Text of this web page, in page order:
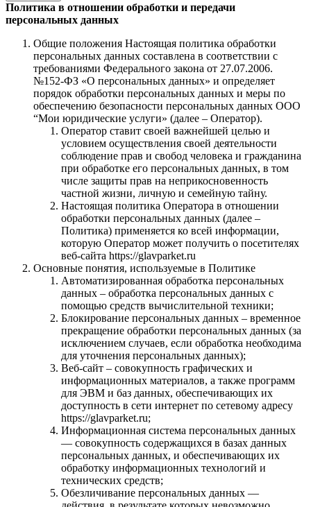
Политика в отношении обработки и передачи
персональных данных
Общие положения Настоящая политика обработки
персональных данных составлена в соответствии с
требованиями Федерального закона от 27.07.2006.
№152-ФЗ «О персональных данных» и определяет
порядок обработки персональных данных и меры по
обеспечению безопасности персональных данных ООО
“Мои юридические услуги» (далее – Оператор).
Оператор ставит своей важнейшей целью и
условием осуществления своей деятельности
соблюдение прав и свобод человека и гражданина
при обработке его персональных данных, в том
числе защиты прав на неприкосновенность
частной жизни, личную и семейную тайну.
Настоящая политика Оператора в отношении
обработки персональных данных (далее –
Политика) применяется ко всей информации,
которую Оператор может получить о посетителях
веб-сайта https://glavparket.ru
Основные понятия, используемые в Политике
Автоматизированная обработка персональных
данных – обработка персональных данных с
помощью средств вычислительной техники;
Блокирование персональных данных – временное
прекращение обработки персональных данных (за
исключением случаев, если обработка необходима
для уточнения персональных данных);
Веб-сайт – совокупность графических и
информационных материалов, а также программ
для ЭВМ и баз данных, обеспечивающих их
доступность в сети интернет по сетевому адресу
https://glavparket.ru;
Информационная система персональных данных
— совокупность содержащихся в базах данных
персональных данных, и обеспечивающих их
обработку информационных технологий и
технических средств;
Обезличивание персональных данных —